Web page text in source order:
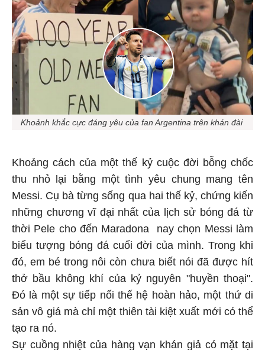
Khoảnh khắc cực đáng yêu của fan Argentina trên khán đài
Khoảng cách của một thế kỷ cuộc đời bỗng chốc
thu nhỏ lại bằng một tình yêu chung mang tên
Messi. Cụ bà từng sống qua hai thế kỷ, chứng kiến
những chương vĩ đại nhất của lịch sử bóng đá từ
thời Pele cho đến Maradona nay chọn Messi làm
biểu tượng bóng đá cuối đời của mình. Trong khi
đó, em bé trong nôi còn chưa biết nói đã được hít
thở bầu không khí của kỷ nguyên "huyền thoại".
Đó là một sự tiếp nối thế hệ hoàn hảo, một thứ di
sản vô giá mà chỉ một thiên tài kiệt xuất mới có thể
tạo ra nó.
Sự cuồng nhiệt của hàng vạn khán giả có mặt tại